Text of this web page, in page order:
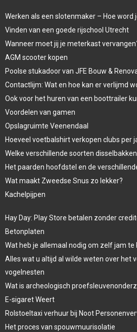
Werken als een slotenmaker – Hoe word
Vinden van een goede rijschool Utrecht
Wanneer moet jij je meterkast
AGM scooter kopen
Poolse stukadoor van JFE Bouw &
Contactlijm: Wat en hoe kan er verlijmd
Ook voor het huren van een boottrailer
Voordelen van gamen
Opslagruimte Veenendaal
Hoeveel voetbalshirt verkopen clubs per
Welke verschillende soorten
Het paarden hoofdstel en de
Wat maakt Zweedse Snus zo lekker?
Kachelpijpen
Hay Day: Play Store betalen zonder
Betonplaten
Wat heb je allemaal nodig om zelf jam te
Alles wat u altijd al wilde weten over het
vogelnesten
Wat is archeologisch
E-sigaret Weert
Rolstoeltaxi verhuur bij Noot
Het proces van spouwmuurisolatie